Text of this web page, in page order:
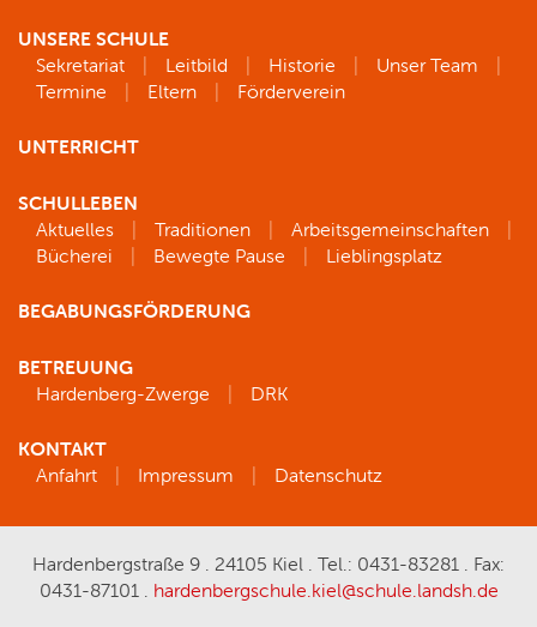
UNSERE SCHULE
Sekretariat
Leitbild Historie
Unser Team
Termine
Eltern Förderverein
UNTERRICHT
SCHULLEBEN
Aktuelles
Traditionen
Arbeitsgemeinschaften
Bücherei
Bewegte Pause Lieblingsplatz
BEGABUNGSFÖRDERUNG
BETREUUNG
Hardenberg-Zwerge
DRK
KONTAKT
Anfahrt
Impressum Datenschutz
Hardenbergstraße 9 . 24105 Kiel . Tel.: 0431-83281 . Fax:
0431-87101 . hardenbergschule.kiel@schule.landsh.de